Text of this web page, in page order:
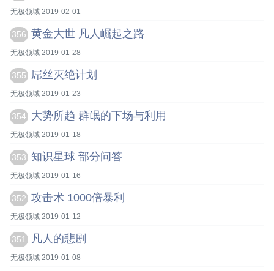
无极领域 2019-02-01
356 黄金大世 凡人崛起之路
无极领域 2019-01-28
355 屌丝灭绝计划
无极领域 2019-01-23
354 大势所趋 群氓的下场与利用
无极领域 2019-01-18
353 知识星球 部分问答
无极领域 2019-01-16
352 攻击术 1000倍暴利
无极领域 2019-01-12
351 凡人的悲剧
无极领域 2019-01-08